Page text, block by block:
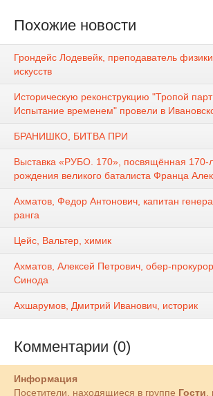
Похожие новости
Грондейс Лодевейк, преподаватель
искусств
Историческую реконструкцию "Тропой
Испытание временем" провели в
БРАНИШКО, БИТВА ПРИ
Выставка «РУБО. 170», посвящённая 170-
рождения великого баталиста Франца
Ахматов, Федор Антонович, капитан
ранга
Цейс, Вальтер, химик
Ахматов, Алексей Петрович, обер-
Синода
Ахшарумов, Дмитрий Иванович, историк
Комментарии (0)
Информация
Посетители, находящиеся в группе Гости